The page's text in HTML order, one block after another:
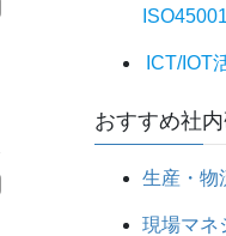
ISO45001
ICT/IOT
おすすめ社
生産・物
現場マネ